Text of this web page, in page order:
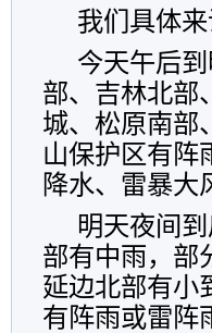
我们具体
今天午后
部、吉林北部
城、松原南部
山保护区有阵
降水、雷暴大
明天夜间
部有中雨，部
延边北部有小
有阵雨或雷阵